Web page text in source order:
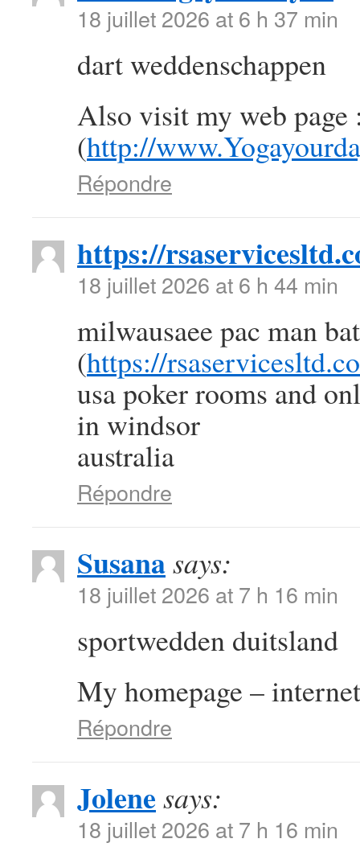
18 juillet 2026 at 6 h 37 min
dart weddenschappen
Also visit my web page
(http://
Répondre
https://
18 juillet 2026 at 6 h 44 min
milwausaee pac man
(https://
usa poker rooms and
in windsor
australia
Répondre
Susanasays:
18 juillet 2026 at 7 h 16 min
sportwedden duitsland
My homepage –
Répondre
Jolene says:
18 juillet 2026 at 7 h 16 min